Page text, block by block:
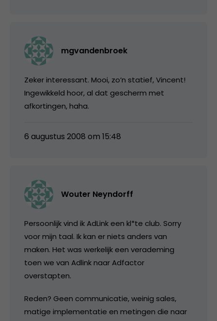
mgvandenbroek
Zeker interessant. Mooi, zo’n statief, Vincent!
Ingewikkeld hoor, al dat gescherm met
afkortingen, haha.
6 augustus 2008 om 15:48
Wouter Neyndorff
Persoonlijk vind ik AdLink een kl*te club. Sorry
voor mijn taal. Ik kan er niets anders van
maken. Het was werkelijk een verademing
toen we van Adlink naar Adfactor
overstapten.
Reden? Geen communicatie, weinig sales,
matige implementatie en metingen die naar